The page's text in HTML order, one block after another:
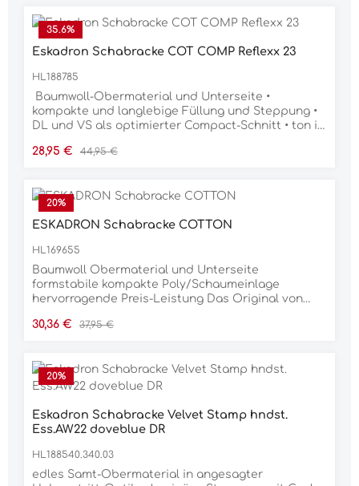
Fixierungsoption für exakte
PositionierungMaterial100% POLYESTER
35.6%
Eskadron Schabracke COT COMP Reflexx 23
HL188785
Baumwoll-Obermaterial und Unterseite •
kompakte und langlebige Füllung und Steppung •
DL und VS als optimierter Compact-Schnitt • ton in
Mesheinsatz im Rückenkanal Material: 100%
Verkaufspreis:
28,95 € Regulärer Preis:
44,95 €
20%
ESKADRON Schabracke COTTON
HL169655
Baumwoll Obermaterial und Unterseite
formstabile kompakte Poly/Schaumeinlage
hervorragende Preis-Leistung Das Original von
Verkaufspreis:
30,36 € Regulärer Preis:
37,95 €
20%
Eskadron Schabracke Velvet Stamp hndst.
Ess.AW22 doveblue DR
HL188540.340.03
edles Samt-Obermaterial in angesagter